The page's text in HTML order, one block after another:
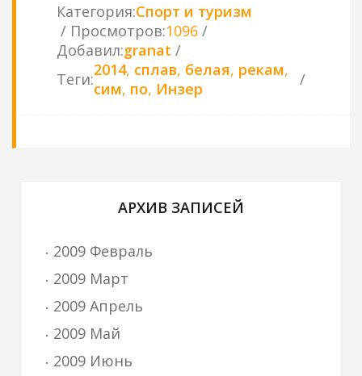
Категория:Спорт и туризм
Просмотров:1096
Добавил:granat
Теги:2014, сплав, белая, рекам,
сим, по, Инзер
АРХИВ ЗАПИСЕЙ
2009 Февраль
2009 Март
2009 Апрель
2009 Май
2009 Июнь